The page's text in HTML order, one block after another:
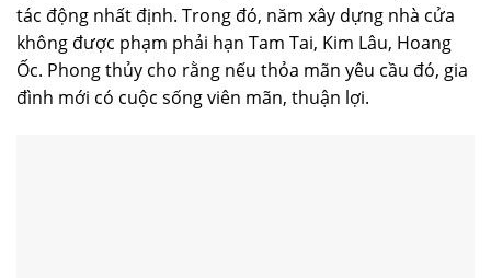
tác động nhất định. Trong đó, năm xây dựng nhà cửa
không được phạm phải hạn Tam Tai, Kim Lâu, Hoang
Ốc. Phong thủy cho rằng nếu thỏa mãn yêu cầu đó, gia
đình mới có cuộc sống viên mãn, thuận lợi.